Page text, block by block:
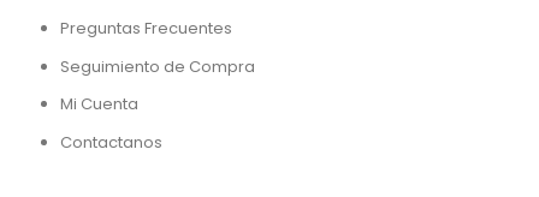
Preguntas Frecuentes
Seguimiento de Compra
Mi Cuenta
Contactanos